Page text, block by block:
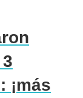
¡más